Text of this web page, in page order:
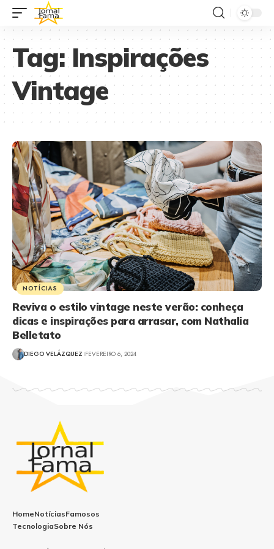
Tag:Inspirações
Vintage
NOTÍCIAS
Reviva o estilo vintage neste verão: conheça
dicas e inspirações para arrasar, com Nathalia
Belletato
DIEGO VELÁZQUEZ FEVEREIRO 6, 2024
HomeNotíciasFamosos
TecnologiaSobre Nós